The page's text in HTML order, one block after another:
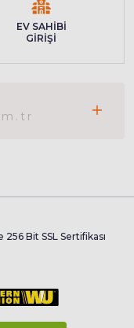
EV SAHİBİ
GİRİŞİ
Bit SSL Sertifikası